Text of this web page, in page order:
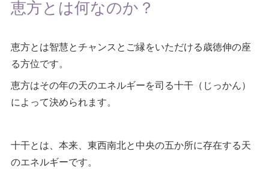
恵方とは何なのか？
恵方とは智慧とチャンスとご縁をいただける歳徳伸の座
る方位です。
恵方はその年の天のエネルギーを司る十干（じっかん）
によって決められます。
十干とは、本来、東西南北と中央の五か所に存在する天
のエネルギーです。